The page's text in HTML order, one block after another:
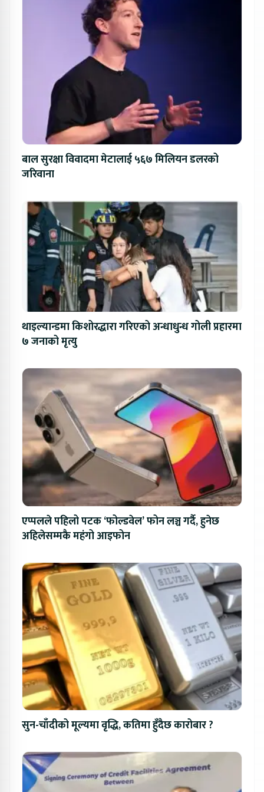
बाल सुरक्षा विवादमा मेटालाई ५६७ मिलियन डलरको
जरिवाना
थाइल्यान्डमा किशोरद्धारा गरिएको अन्धाधुन्ध गोली प्रहारमा
७ जनाको मृत्यु
एप्पलले पहिलो पटक ‘फोल्डवेल’ फोन लञ्च गर्दै, हुनेछ
अहिलेसम्मकै महंगो आइफोन
सुन-चाँदीको मूल्यमा वृद्धि, कतिमा हुँदैछ कारोबार ?